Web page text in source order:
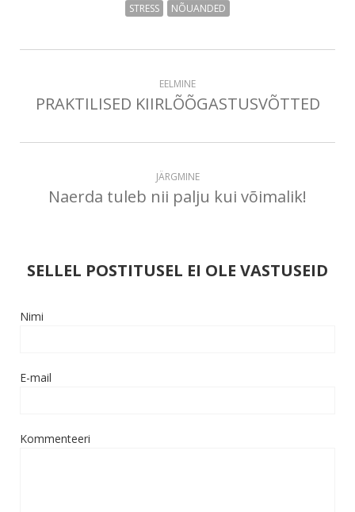
STRESS NÕUANDED
EELMINE
PRAKTILISED KIIRLÕÕGASTUSVÕTTED
JÄRGMINE
Naerda tuleb nii palju kui võimalik!
SELLEL POSTITUSEL EI OLE VASTUSEID
Nimi
E-mail
Kommenteeri